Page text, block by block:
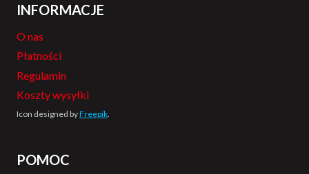
INFORMACJE
O nas
Płatności
Regulamin
Koszty wysyłki
Icon designed byFreepik.
POMOC